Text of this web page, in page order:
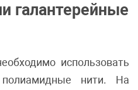
галантерейные
использовать
полиамидные нити. На